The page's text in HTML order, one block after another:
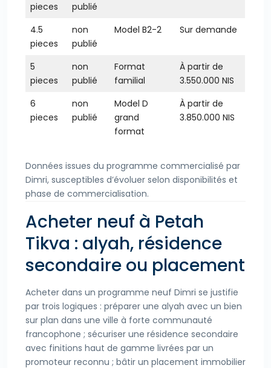
pieces
publié
4.5
pieces
non
publié
Model B2-2 Sur demande
5
pieces
non
publié
Format
familial
À partir de
3.550.000 NIS
6
pieces
non
publié
Model D
grand
format
À partir de
3.850.000 NIS
Données issues du programme commercialisé par
Dimri, susceptibles d’évoluer selon disponibilités et
phase de commercialisation.
Acheter neuf à Petah
Tikva : alyah, résidence
secondaire ou placement
Acheter dans un programme neuf Dimri se justifie
par trois logiques : préparer une alyah avec un bien
sur plan dans une ville à forte communauté
francophone ; sécuriser une résidence secondaire
avec finitions haut de gamme livrées par un
promoteur reconnu ; bâtir un placement immobilier